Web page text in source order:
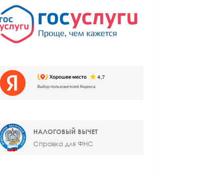
НАЛОГОВЫЙ ВЫЧЕТ
Справка для ФНС